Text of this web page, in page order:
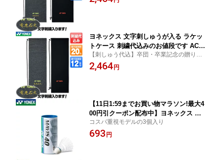
ヨネックス 文字刺しゅうが入る ラケッ
トケース 刺繍代込みのお値段です AC54
7 ストレッチソフトケース (バドミント
ンラケット用) 2段刺繍も追加料金で出来
【刺しゅう代込】卒団・卒業記念の贈り物
に最適横23cm×縦74cm
2,464円
【11日1:59までお買い物マラソン!最大4
00円引クーポン配布中】ヨネックス バ
ドミントンシャトル ナイロンシャトル
メイビス40BP / 1ケース / 3個入り カラ
コスパ重視モデルの3個入り
693円